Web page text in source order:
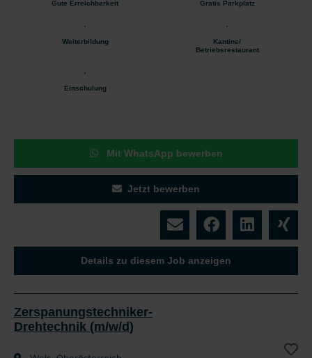
Gute Erreichbarkeit Gratis Parkplatz
Weiterbildung
Kantine/
Betriebsrestaurant
Einschulung
Mit WhatsApp bewerben
Jetzt bewerben
Details zu diesem Job anzeigen
Zerspanungstechniker-
Drehtechnik (m/w/d)